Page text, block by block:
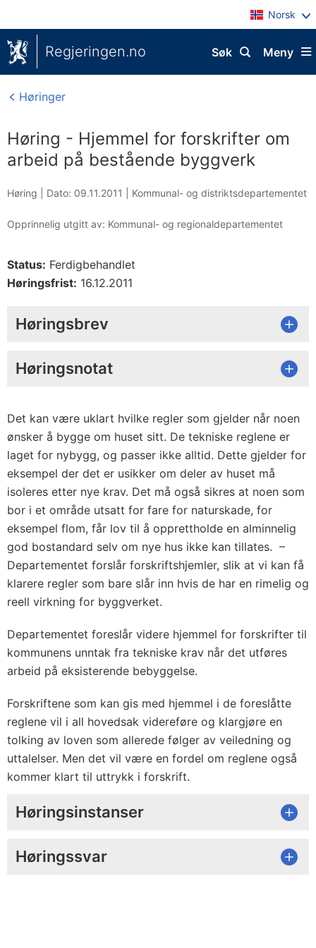
Norsk
Regjeringen.no Meny
Søk
Høringer
Høring - Hjemmel for forskrifter om
arbeid på bestående byggverk
Høring | Dato: 09.11.2011 Kommunal- og distriktsdepartementet
Opprinnelig utgitt av: Kommunal- og regionaldepartementet
Status: Ferdigbehandlet
Høringsfrist: 16.12.2011
Høringsbrev
Høringsnotat
Det kan være uklart hvilke regler som gjelder når noen
ønsker å bygge om huset sitt. De tekniske reglene er
laget for nybygg, og passer ikke alltid. Dette gjelder for
eksempel der det er usikker om deler av huset må
isoleres etter nye krav. Det må også sikres at noen som
bor i et område utsatt for fare for naturskade, for
eksempel flom, får lov til å opprettholde en alminnelig
god bostandard selv om nye hus ikke kan tillates. –
Departementet forslår forskriftshjemler, slik at vi kan få
klarere regler som bare slår inn hvis de har en rimelig og
reell virkning for byggverket.
Departementet foreslår videre hjemmel for forskrifter til
kommunens unntak fra tekniske krav når det utføres
arbeid på eksisterende bebyggelse.
Forskriftene som kan gis med hjemmel i de foreslåtte
reglene vil i all hovedsak videreføre og klargjøre en
tolking av loven som allerede følger av veiledning og
uttalelser. Men det vil være en fordel om reglene også
kommer klart til uttrykk i forskrift.
Høringsinstanser
Høringssvar